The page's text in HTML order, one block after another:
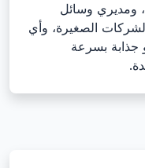
ومديري وسائل
الصغيرة، وأي
جذابة بسرعة